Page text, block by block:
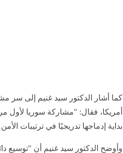
كما أشار الدكتور سيد غنيم إلى سر
أمريكا، فقال: "مشاركة سوريا لأول
بداية إدماجها تدريجيًا في ترتيبات
وأوضح الدكتور سيد غنيم أن "توسيع